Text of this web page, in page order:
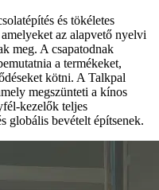
és tökéletes
az alapvető nyelvi
meg. A csapatodnak
a termékeket,
kötni. A Talkpal
megszünteti a kínos
kezelők teljes
globális bevételt építsenek.